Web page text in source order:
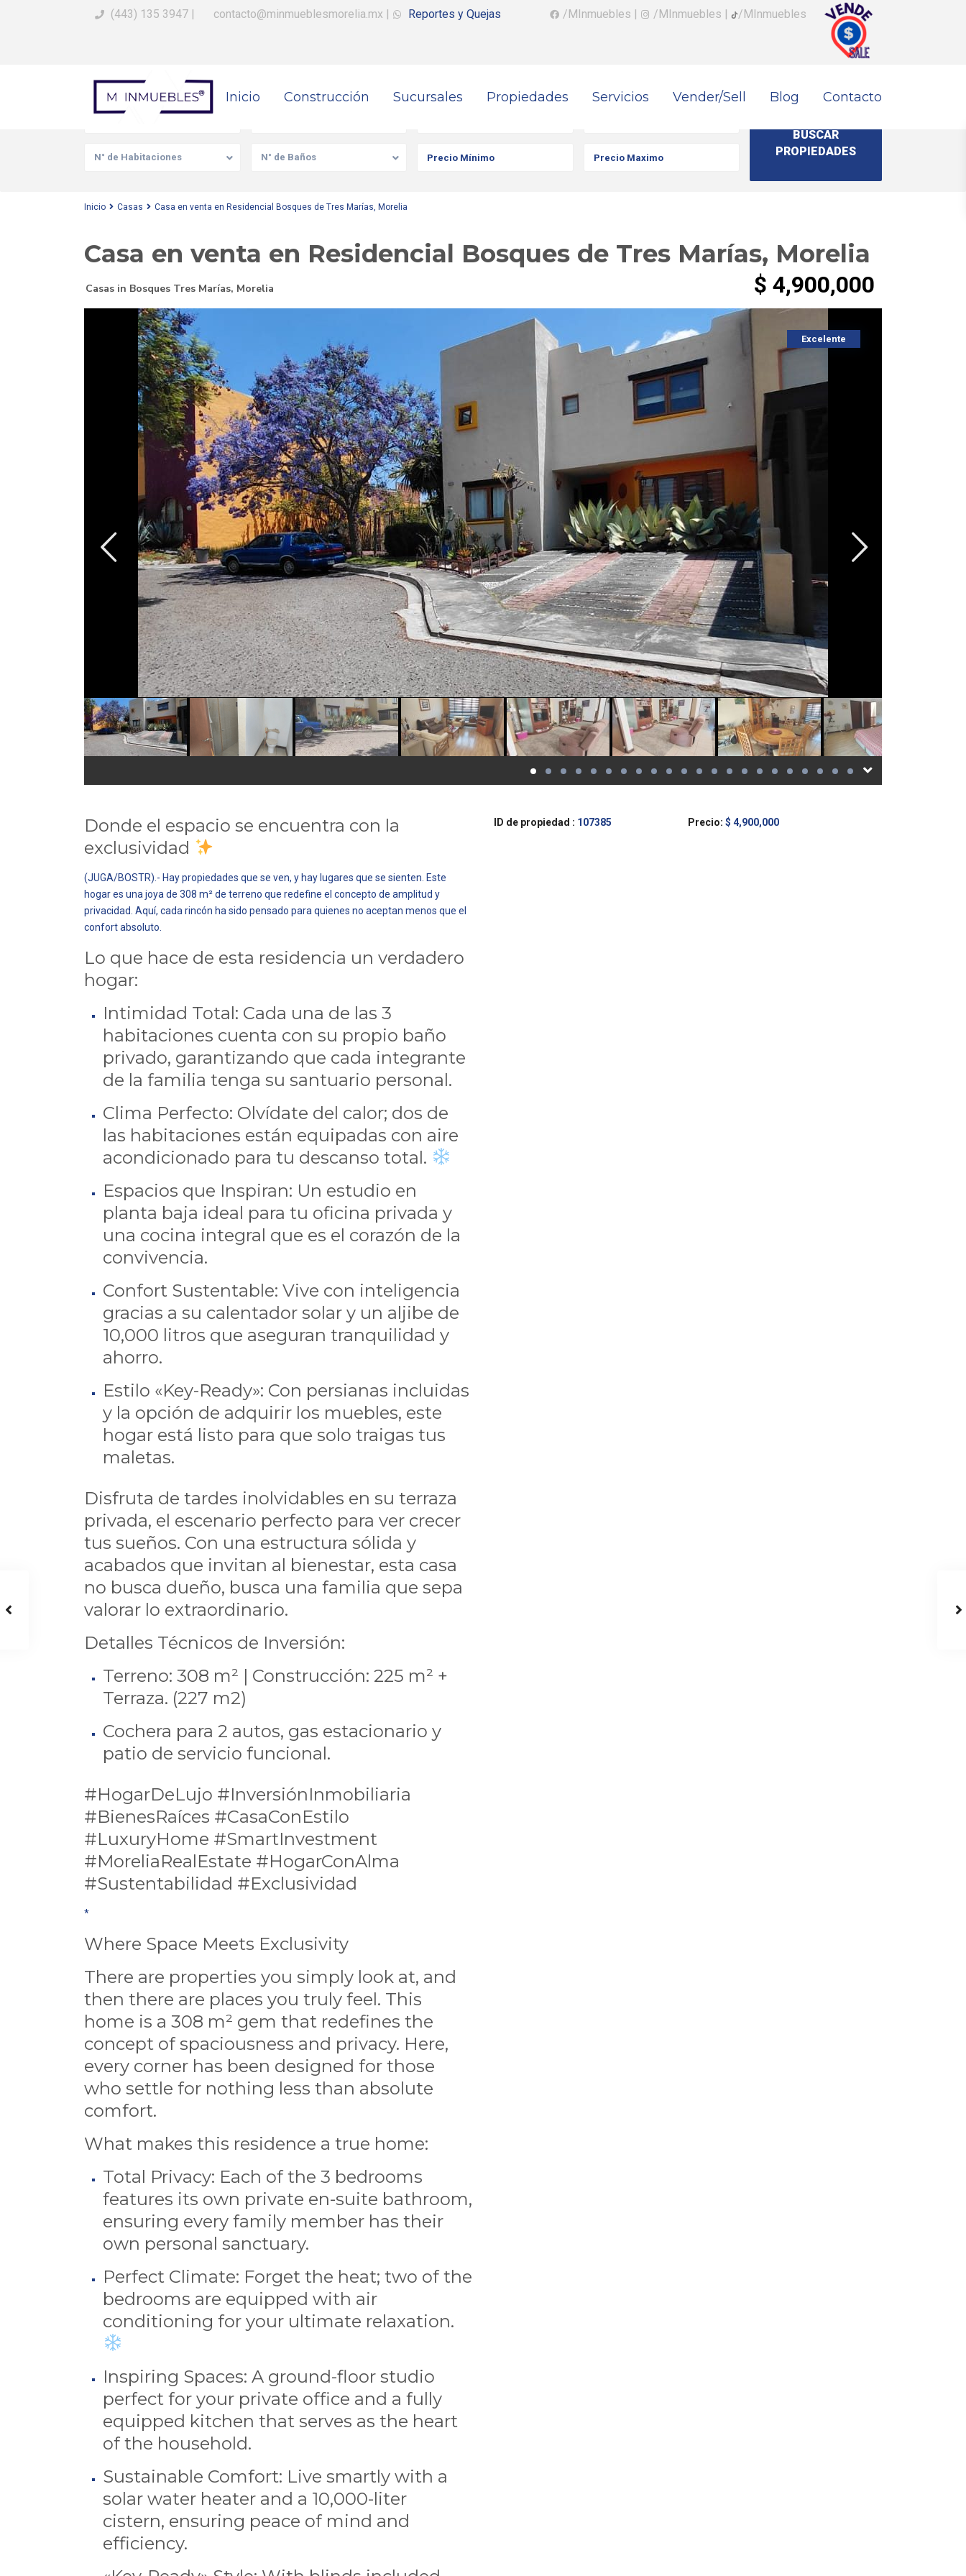
(443) 135 3947 | contacto@minmueblesmorelia.mx | Reportes y Quejas /MInmuebles | /MInmuebles | /MInmuebles
Inicio Construcción Sucursales Propiedades Servicios Vender/Sell Blog Contacto
Busca Tu Propiedad
N° de Habitaciones N° de Baños
Inicio Casas Casa en venta en Residencial Bosques de Tres Marías, Morelia
Casa en venta en Residencial Bosques de Tres Marías, Morelia
Casas in Bosques Tres Marías, Morelia $ 4,900,000
Excelente
Donde el espacio se encuentra con la
exclusividad
(JUGA/BOSTR).- Hay propiedades que se ven, y hay lugares que se sienten. Este
hogar es una joya de 308 m² de terreno que redefine el concepto de amplitud y
privacidad. Aquí, cada rincón ha sido pensado para quienes no aceptan menos que el
confort absoluto.
Lo que hace de esta residencia un verdadero
hogar:
Intimidad Total: Cada una de las 3
habitaciones cuenta con su propio baño
privado, garantizando que cada integrante
de la familia tenga su santuario personal.
Clima Perfecto: Olvídate del calor; dos de
las habitaciones están equipadas con aire
acondicionado para tu descanso total.
Espacios que Inspiran: Un estudio en
planta baja ideal para tu oficina privada y
una cocina integral que es el corazón de la
convivencia.
Confort Sustentable: Vive con inteligencia
gracias a su calentador solar y un aljibe de
10,000 litros que aseguran tranquilidad y
ahorro.
Estilo «Key-Ready»: Con persianas incluidas
y la opción de adquirir los muebles, este
hogar está listo para que solo traigas tus
maletas.
Disfruta de tardes inolvidables en su terraza
privada, el escenario perfecto para ver crecer
tus sueños. Con una estructura sólida y
acabados que invitan al bienestar, esta casa
no busca dueño, busca una familia que sepa
valorar lo extraordinario.
Detalles Técnicos de Inversión:
Terreno: 308 m² | Construcción: 225 m² +
Terraza. (227 m2)
Cochera para 2 autos, gas estacionario y
patio de servicio funcional.
#HogarDeLujo #InversiónInmobiliaria
#BienesRaíces #CasaConEstilo
#LuxuryHome #SmartInvestment
#MoreliaRealEstate #HogarConAlma
#Sustentabilidad #Exclusividad
*
Where Space Meets Exclusivity
There are properties you simply look at, and
then there are places you truly feel. This
home is a 308 m² gem that redefines the
concept of spaciousness and privacy. Here,
every corner has been designed for those
who settle for nothing less than absolute
comfort.
What makes this residence a true home:
Total Privacy: Each of the 3 bedrooms
features its own private en-suite bathroom,
ensuring every family member has their
own personal sanctuary.
Perfect Climate: Forget the heat; two of the
bedrooms are equipped with air
conditioning for your ultimate relaxation.
Inspiring Spaces: A ground-floor studio
perfect for your private office and a fully
equipped kitchen that serves as the heart
of the household.
Sustainable Comfort: Live smartly with a
solar water heater and a 10,000-liter
cistern, ensuring peace of mind and
efficiency.
ID de propiedad : 107385 Precio: $ 4,900,000